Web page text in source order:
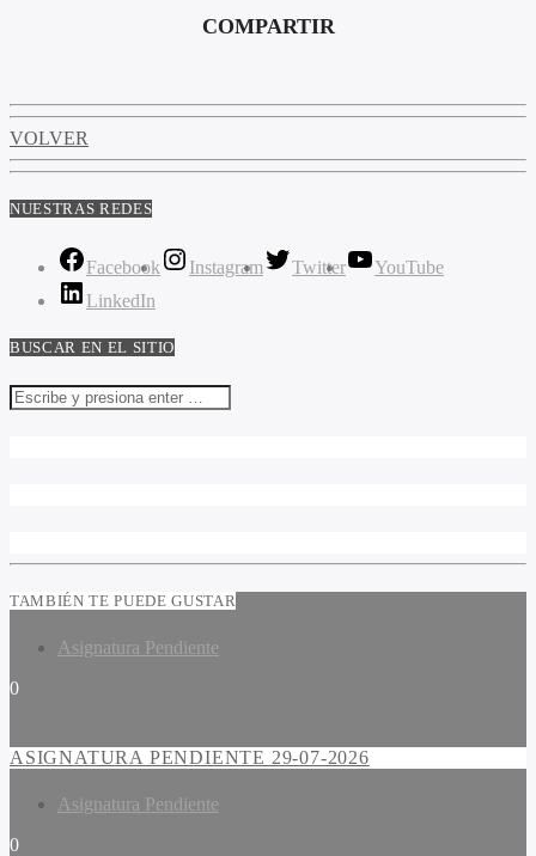
COMPARTIR
VOLVER
NUESTRAS REDES
Facebook Instagram Twitter
YouTube
LinkedIn
BUSCAR EN EL SITIO
TAMBIÉN TE PUEDE GUSTAR
Asignatura Pendiente
0
ASIGNATURA PENDIENTE 29-07-2026
Asignatura Pendiente
0